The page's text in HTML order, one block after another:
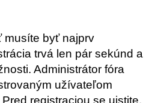
musíte byť najprv
trvá len pár sekúnd a
Administrátor fóra
užívateľom
registraciou se uistite,